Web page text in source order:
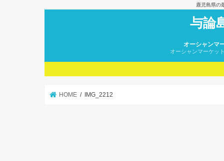
鹿児島県の
与論
オーシャンマ
オーシャンマーケッ
HOME IMG_2212